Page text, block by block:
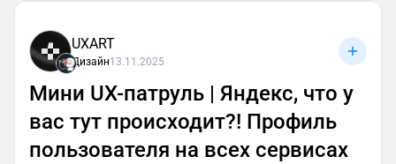
UXART
Дизайн13.11.2025
Мини UX-патруль | Яндекс, что у
вас тут происходит?! Профиль
пользователя на всех сервисах